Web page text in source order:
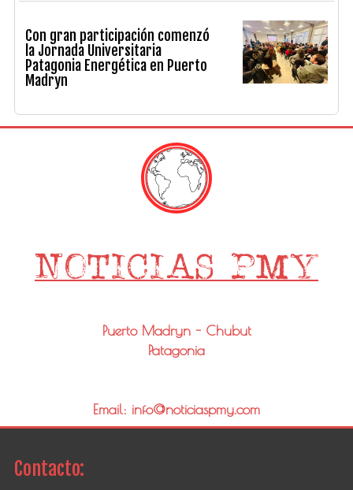
Con gran participación comenzó
la Jornada Universitaria
Patagonia Energética en Puerto
Madryn
Puerto Madryn - Chubut
Patagonia
Email: info@noticiaspmy.com
Contacto: